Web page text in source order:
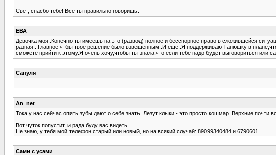
Свет, спасбо тебе! Все ты правильно говоришь.
ЕВА
Девочка моя..Конечно ты имеешь на это (развод) полное и бесспорное право в сложившейся
разная...Главное чтбы твоё решение было взвешенным..И ещё..Я поддерживаю Танюшку в
сможете прийти к этому.Я очень хочу,чтобы ты знала,что если тебе надо будет выговориться
Сануля
An_net
Тока у нас сейчас опять зубы дают о себе знать. Лезут клыки - это просто кошмар. Верхние
Вот чуток попустит, и рада буду вас видеть.
Не знаю, у тебя мой телефон старый или новый, но на всякий случай: 89099340484 и 6790601.
Сами с усами